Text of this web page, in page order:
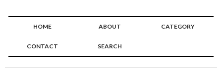
HOME ABOUT CATEGORY
CONTACT SEARCH